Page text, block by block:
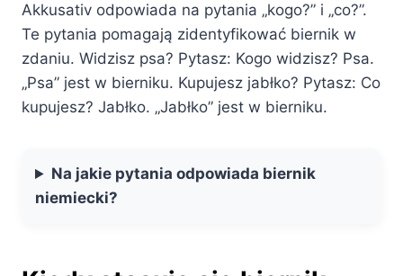
Akkusativ odpowiada na pytania „kogo?” i „co?”.
Te pytania pomagają zidentyfikować biernik w
zdaniu. Widzisz psa? Pytasz: Kogo widzisz? Psa.
„Psa” jest w bierniku. Kupujesz jabłko? Pytasz: Co
kupujesz? Jabłko. „Jabłko” jest w bierniku.
Na jakie pytania odpowiada biernik
niemiecki?